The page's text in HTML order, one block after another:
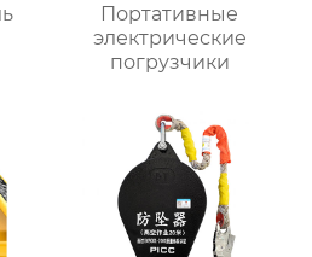
Портативные
электрические
погрузчики